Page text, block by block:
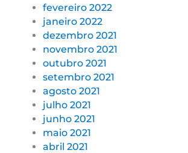
fevereiro 2022
janeiro 2022
dezembro 2021
novembro 2021
outubro 2021
setembro 2021
agosto 2021
julho 2021
junho 2021
maio 2021
abril 2021